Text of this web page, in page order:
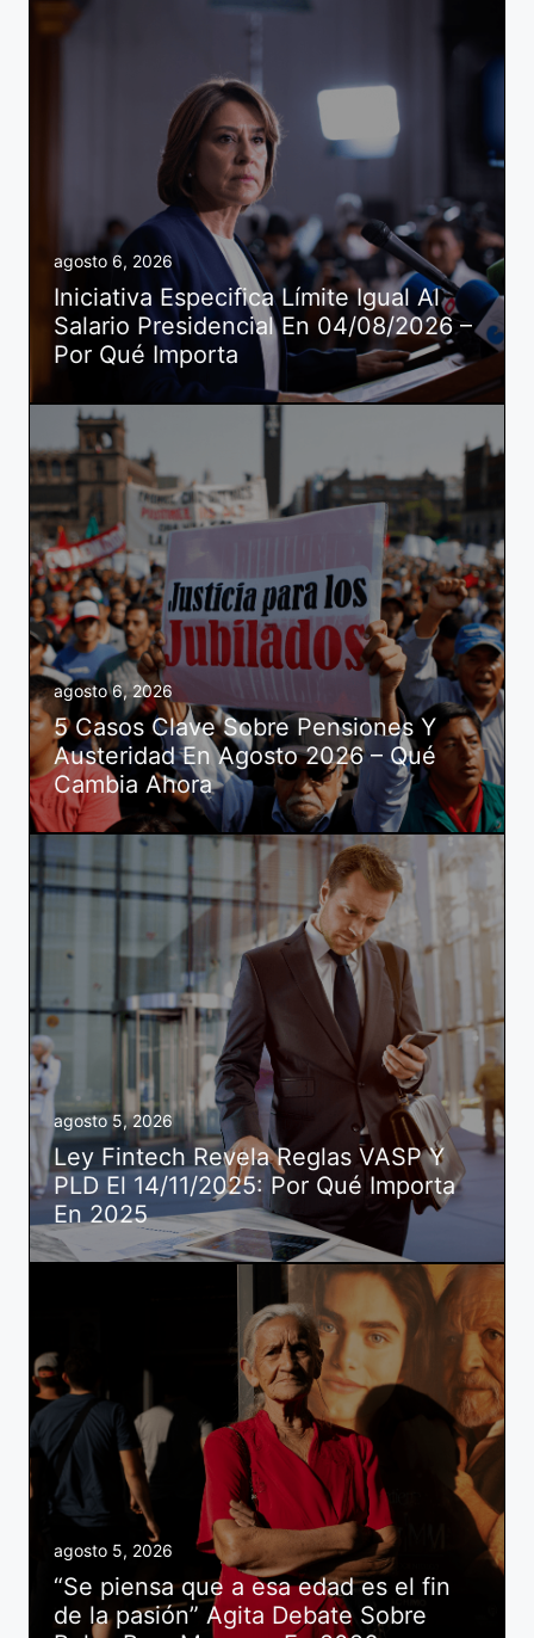
agosto 6, 2026
Iniciativa Especifica Límite Igual Al
Salario Presidencial En 04/08/2026 –
Por Qué Importa
agosto 6, 2026
5 Casos Clave Sobre Pensiones Y
Austeridad En Agosto 2026 – Qué
Cambia Ahora
agosto 5, 2026
Ley Fintech Revela Reglas VASP Y
PLD El 14/11/2025: Por Qué Importa
En 2025
agosto 5, 2026
“Se piensa que a esa edad es el fin
de la pasión” Agita Debate Sobre